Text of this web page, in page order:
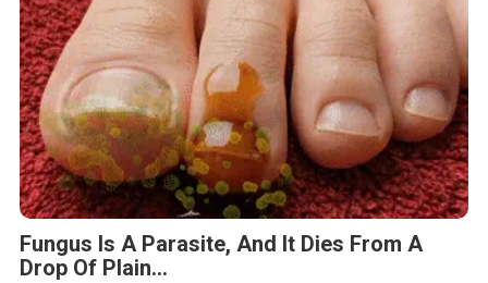
Fungus Is A Parasite, And It Dies From A
Drop Of Plain...